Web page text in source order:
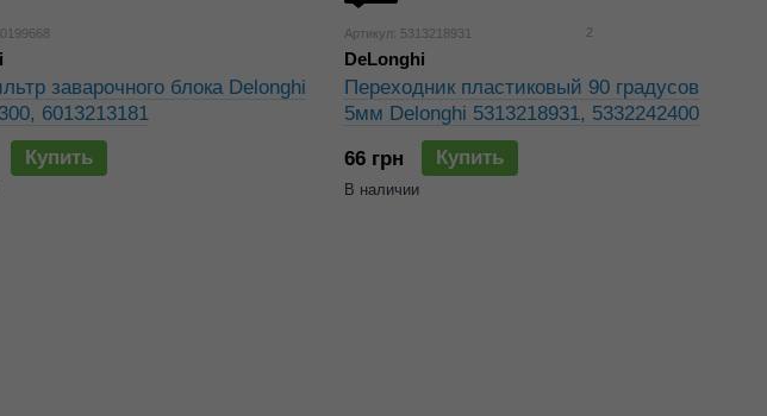
заварочного блока Delonghi
6013213181
Купить
Артикул: 5313218931 2
DeLonghi
Переходник пластиковый 90 градусов
5мм Delonghi 5313218931, 5332242400
66 грн
Купить
В наличии